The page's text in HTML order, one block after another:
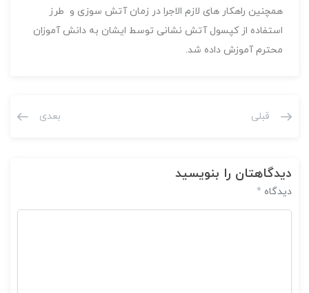
همچنین راهکار های لازم الاجرا در زمان آتش سوزی و طرز
استفاده از کپسول آتش نشانی توسط ایشان به دانش آموزان
محترم آموزش داده شد.
قبلی بعدی
دیدگاهتان را بنویسید
دیدگاه *